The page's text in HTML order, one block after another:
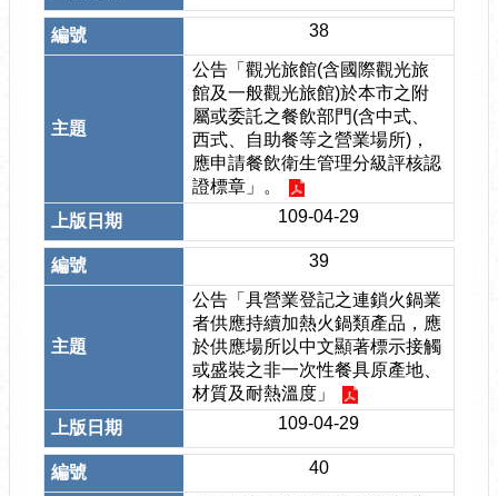
38
公告「觀光旅館(含國際觀光旅
館及一般觀光旅館)於本市之附
屬或委託之餐飲部門(含中式、
西式、自助餐等之營業場所)，
應申請餐飲衛生管理分級評核認
證標章」。
109-04-29
39
公告「具營業登記之連鎖火鍋業
者供應持續加熱火鍋類產品，應
於供應場所以中文顯著標示接觸
或盛裝之非一次性餐具原產地、
材質及耐熱溫度」
109-04-29
40